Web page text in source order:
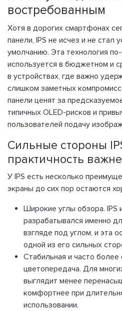
востребованным
Хотя в дорогих смартфонах
панели, IPS не исчез и не
умолчанию. Эта технология
используется в бюджетном и
в устройствах, где важно
слишком заметных
панели ценят за
типичных OLED-рисков и
пользователей подачу
Сильные стороны
практичность
У IPS есть несколько
экраны до сих пор остаются
Широкие углы обзора. IPS
разрабатывался именно
взгляде под углом, и эта
одной из его сильных
Стабильная и часто более
цветопередача. Для
выглядит менее
комфортнее при
использовании.